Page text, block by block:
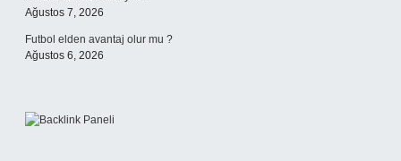
Ağustos 7, 2026
Futbol elden avantaj olur mu ?
Ağustos 6, 2026